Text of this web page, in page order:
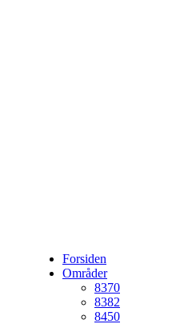
Forsiden
Områder
8370
8382
8450